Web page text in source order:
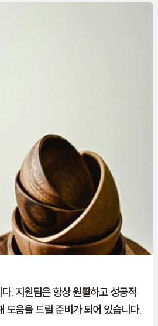
. 지원팀은 항상 원활하고 성공적
도움을 드릴 준비가 되어 있습니다.